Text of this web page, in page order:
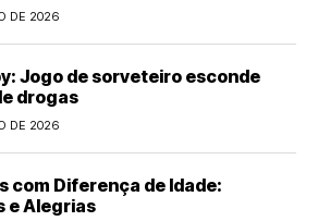
DE 2026
Jogo de sorveteiro esconde
drogas
DE 2026
com Diferença de Idade:
e Alegrias